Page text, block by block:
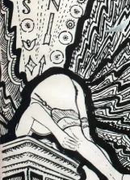
CRÉER